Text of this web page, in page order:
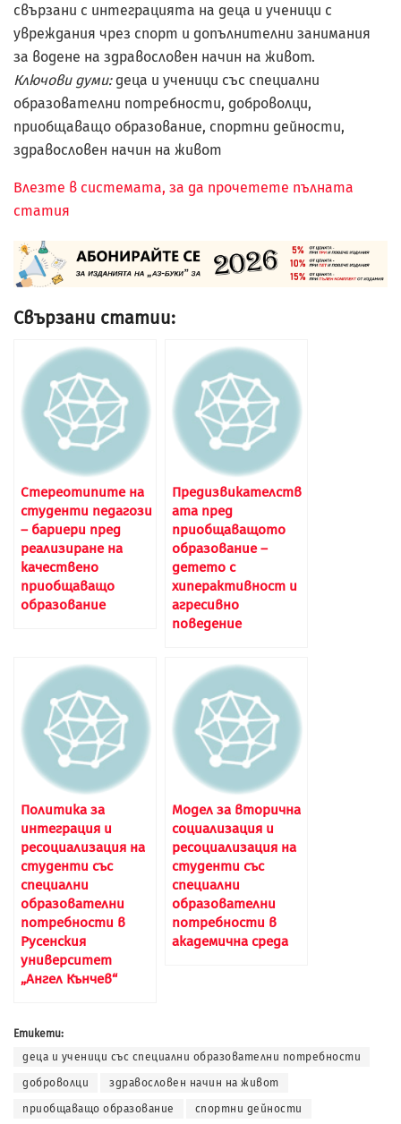
свързани с интеграцията на деца и ученици с
увреждания чрез спорт и допълнителни занимания
за водене на здравословен начин на живот.
Ключови думи:деца и ученици със специални
образователни потребности, доброволци,
приобщаващо образование, спортни дейности,
здравословен начин на живот
Влезте в системата, за да прочетете пълната
статия
Свързани статии:
Cтереотипите на
студенти педагози
– бариери пред
реализиране на
качествено
приобщаващо
образование
Предизвикателств
ата пред
приобщаващото
образование –
детето с
хиперактивност и
агресивно
поведение
Политика за
интеграция и
ресоциализация на
студенти със
специални
образователни
потребности в
Русенския
университет
„Ангел Кънчев“
Модел за вторична
социализация и
ресоциализация на
студенти със
специални
образователни
потребности в
академична среда
Етикети:
деца и ученици със специални образователни потребности
доброволци здравословен начин на живот
приобщаващо образование спортни дейности